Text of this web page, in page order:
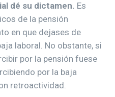
dé su dictamen. Es
de la pensión
en que dejases de
laboral. No obstante, si
por la pensión fuese
por la baja
retroactividad.